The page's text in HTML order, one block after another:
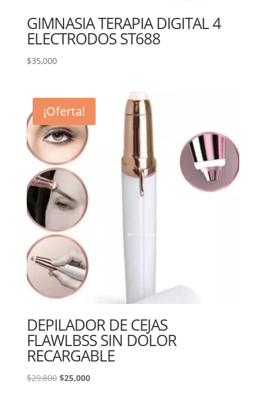
GIMNASIA TERAPIA DIGITAL 4
ELECTRODOS ST688
$35,000
¡Oferta!
DEPILADOR DE CEJAS
FLAWLBSS SIN DOLOR
RECARGABLE
$29,800 El
$25,000El